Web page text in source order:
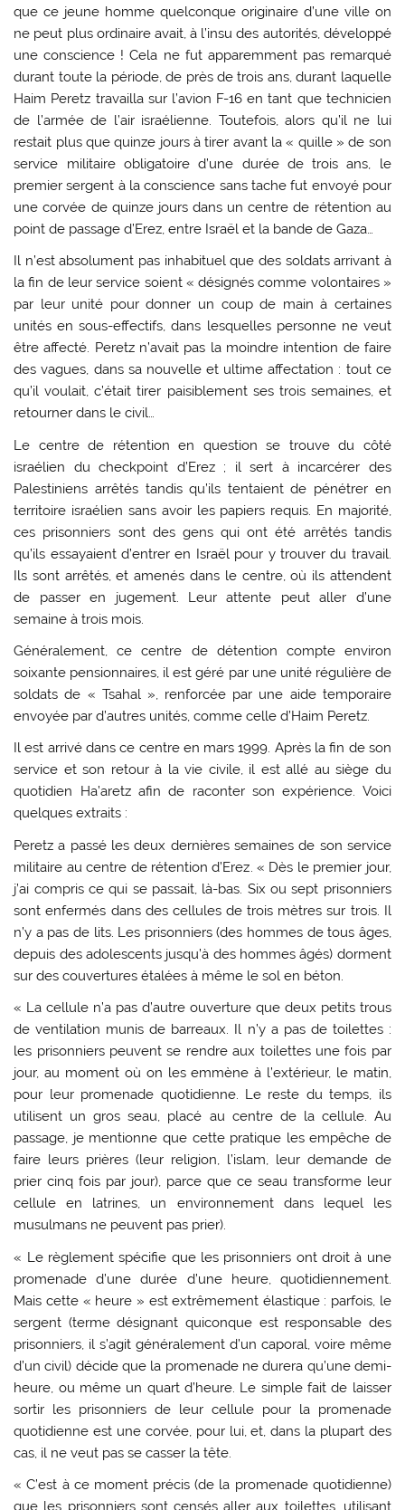
que ce jeune homme quelconque originaire d’une ville on
ne peut plus ordinaire avait, à l’insu des autorités, développé
une conscience ! Cela ne fut apparemment pas remarqué
durant toute la période, de près de trois ans, durant laquelle
Haim Peretz travailla sur l’avion F-16 en tant que technicien
de l’armée de l’air israélienne. Toutefois, alors qu’il ne lui
restait plus que quinze jours à tirer avant la « quille » de son
service militaire obligatoire d’une durée de trois ans, le
premier sergent à la conscience sans tache fut envoyé pour
une corvée de quinze jours dans un centre de rétention au
point de passage d’Erez, entre Israël et la bande de Gaza…
Il n’est absolument pas inhabituel que des soldats arrivant à
la fin de leur service soient « désignés comme volontaires »
par leur unité pour donner un coup de main à certaines
unités en sous-effectifs, dans lesquelles personne ne veut
être affecté. Peretz n’avait pas la moindre intention de faire
des vagues, dans sa nouvelle et ultime affectation : tout ce
qu’il voulait, c’était tirer paisiblement ses trois semaines, et
retourner dans le civil…
Le centre de rétention en question se trouve du côté
israélien du checkpoint d’Erez ; il sert à incarcérer des
Palestiniens arrêtés tandis qu’ils tentaient de pénétrer en
territoire israélien sans avoir les papiers requis. En majorité,
ces prisonniers sont des gens qui ont été arrêtés tandis
qu’ils essayaient d’entrer en Israël pour y trouver du travail.
Ils sont arrêtés, et amenés dans le centre, où ils attendent
de passer en jugement. Leur attente peut aller d’une
semaine à trois mois.
Généralement, ce centre de détention compte environ
soixante pensionnaires, il est géré par une unité régulière de
soldats de « Tsahal », renforcée par une aide temporaire
envoyée par d’autres unités, comme celle d’Haim Peretz.
Il est arrivé dans ce centre en mars 1999. Après la fin de son
service et son retour à la vie civile, il est allé au siège du
quotidien Ha’aretz afin de raconter son expérience. Voici
quelques extraits :
Peretz a passé les deux dernières semaines de son service
militaire au centre de rétention d’Erez. « Dès le premier jour,
j’ai compris ce qui se passait, là-bas. Six ou sept prisonniers
sont enfermés dans des cellules de trois mètres sur trois. Il
n’y a pas de lits. Les prisonniers (des hommes de tous âges,
depuis des adolescents jusqu’à des hommes âgés) dorment
sur des couvertures étalées à même le sol en béton.
« La cellule n’a pas d’autre ouverture que deux petits trous
de ventilation munis de barreaux. Il n’y a pas de toilettes :
les prisonniers peuvent se rendre aux toilettes une fois par
jour, au moment où on les emmène à l’extérieur, le matin,
pour leur promenade quotidienne. Le reste du temps, ils
utilisent un gros seau, placé au centre de la cellule. Au
passage, je mentionne que cette pratique les empêche de
faire leurs prières (leur religion, l’islam, leur demande de
prier cinq fois par jour), parce que ce seau transforme leur
cellule en latrines, un environnement dans lequel les
musulmans ne peuvent pas prier).
« Le règlement spécifie que les prisonniers ont droit à une
promenade d’une durée d’une heure, quotidiennement.
Mais cette « heure » est extrêmement élastique : parfois, le
sergent (terme désignant quiconque est responsable des
prisonniers, il s’agit généralement d’un caporal, voire même
d’un civil) décide que la promenade ne durera qu’une demi-
heure, ou même un quart d’heure. Le simple fait de laisser
sortir les prisonniers de leur cellule pour la promenade
quotidienne est une corvée, pour lui, et, dans la plupart des
cas, il ne veut pas se casser la tête.
« C’est à ce moment précis (de la promenade quotidienne)
que les prisonniers sont censés aller aux toilettes, utilisant